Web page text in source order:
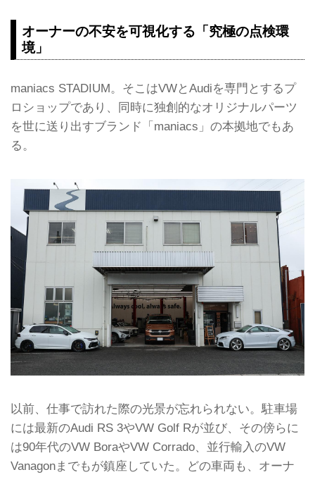
オーナーの不安を可視化する「究極の点検環
境」
maniacs STADIUM。そこはVWとAudiを専門とするプ
ロショップであり、同時に独創的なオリジナルパーツ
を世に送り出すブランド「maniacs」の本拠地でもあ
る。
以前、仕事で訪れた際の光景が忘れられない。駐車場
には最新のAudi RS 3やVW Golf Rが並び、その傍らに
は90年代のVW BoraやVW Corrado、並行輸入のVW
Vanagonまでもが鎮座していた。どの車両も、オーナ